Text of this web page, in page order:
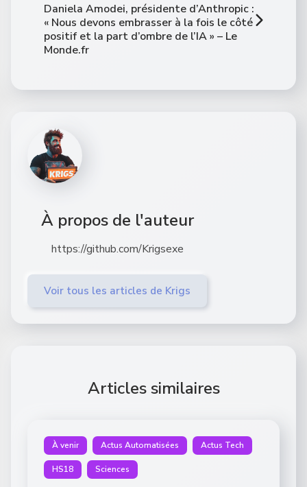
Daniela Amodei, présidente d’Anthropic :
« Nous devons embrasser à la fois le côté
positif et la part d’ombre de l’IA » – Le
Monde.fr
À propos de l'auteur
https://github.com/Krigsexe
Voir tous les articles de Krigs
Articles similaires
À venir Actus Automatisées Actus Tech
HS18 Sciences